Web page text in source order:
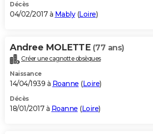
Décès
04/02/2017 à Mably(Loire)
Andree MOLETTE (77 ans)
Créer une cagnotte obsèques
Naissance
14/04/1939 à Roanne (Loire)
Décès
18/01/2017 à Roanne (Loire)